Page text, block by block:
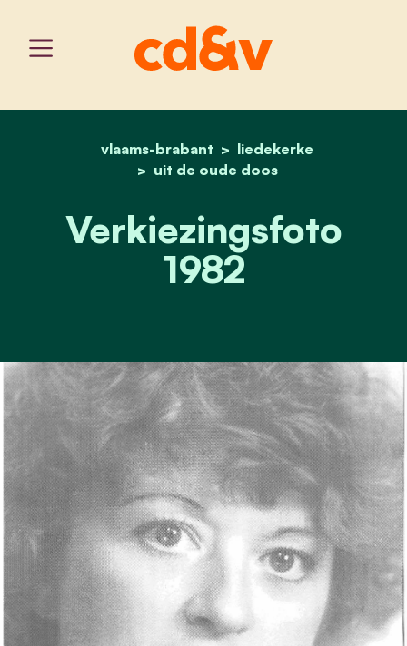
home
vlaams-brabant
liedekerke
uit de oude doos
verkiezingsfoto 1982
Verkiezingsfoto
1982